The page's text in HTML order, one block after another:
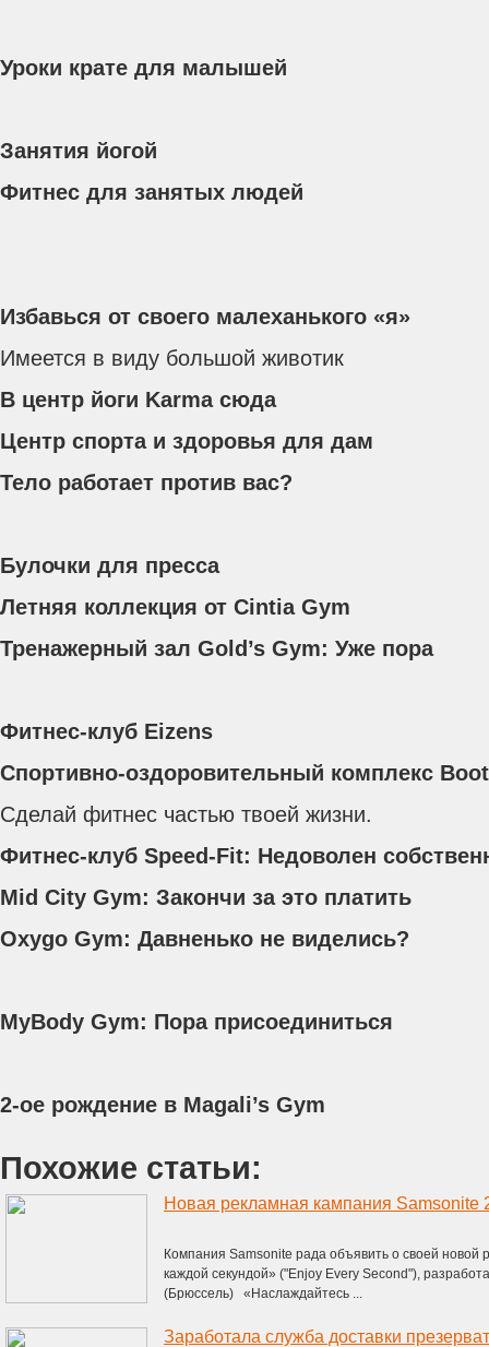
Уроки крате для малышей
Занятия йогой
Фитнес для занятых людей
Избавься от своего малеханького «я»
Имеется в виду большой животик
В центр йоги Karma сюда
Центр спорта и здоровья для дам
Тело работает против вас?
Булочки для пресса
Летняя коллекция от Cintia Gym
Тренажерный зал Gold’s Gym: Уже пора
Фитнес-клуб Eizens
Спортивно-оздоровительный комплекс
Сделай фитнес частью твоей жизни.
Фитнес-клуб Speed-Fit: Недоволен
Mid City Gym: Закончи за это платить
Oxygo Gym: Давненько не виделись?
MyBody Gym: Пора присоединиться
2-ое рождение в Magali’s Gym
Похожие статьи:
Компания Samsonite рада объявить о своей
каждой секундой» ("Enjoy Every Second"),
(Брюссель) «Наслаждайтесь ...
Заработала служба доставки